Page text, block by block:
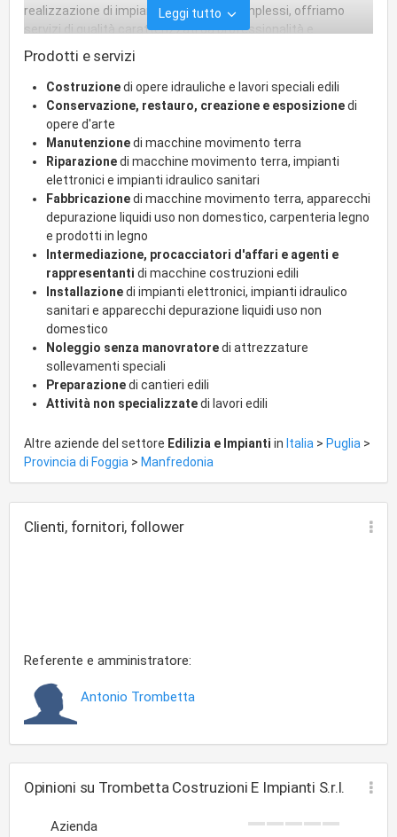
realizzazione di impianti tecnologici complessi, offriamo
servizi di qualità caratterizzati da professionalità e
competenza. La Trombetta Costruzioni E Impianti S.r.l. si
passione per l'eccellenza e l'attenzione ai dettagli
determinano un importante punto di riferimento per i nostri
clienti. La Trombetta Costruzioni E Impianti S.r.l. si distingue
per la qualità e l'innovazione dei servizi offerti anche nel
settore del movimento terra. Offriamo soluzioni
all'avanguardia per impianti elettrici, idraulici, di
climatizzazione e domotici. Con anni di esperienza e un team
di professionisti altamente qualificati, ci impegniamo a
garantire qualità, efficienza e sicurezza in ogni progetto che
realizziamo. La Trombetta Costruzioni E Impianti S.r.l. è
specializzata nella realizzazione di opere in legno,
impermeabilizzazione, consolidamento e restauro
conservativo
Leggi tutto
Prodotti e servizi
Costruzionedi opere idrauliche e lavori speciali edili
Conservazione, restauro, creazione e esposizionedi
opere d'arte
Manutenzionedi macchine movimento terra
Riparazionedi macchine movimento terra, impianti
elettronici e impianti idraulico sanitari
Fabbricazionedi macchine movimento terra, apparecchi
depurazione liquidi uso non domestico, carpenteria legno
e prodotti in legno
Intermediazione, procacciatori d'affari e agenti e
rappresentanti di macchine costruzioni edili
Installazionedi impianti elettronici, impianti idraulico
sanitari e apparecchi depurazione liquidi uso non
domestico
Noleggio senza manovratoredi attrezzature
sollevamenti speciali
Preparazionedi cantieri edili
Attività non specializzatedi lavori edili
Altre aziende del settore Edilizia e Impianti in Italia > Puglia >
Provincia di Foggia > Manfredonia
Clienti, fornitori, follower
Referente e amministratore:
Antonio Trombetta
Opinioni su Trombetta Costruzioni E Impianti S.r.l.
Azienda